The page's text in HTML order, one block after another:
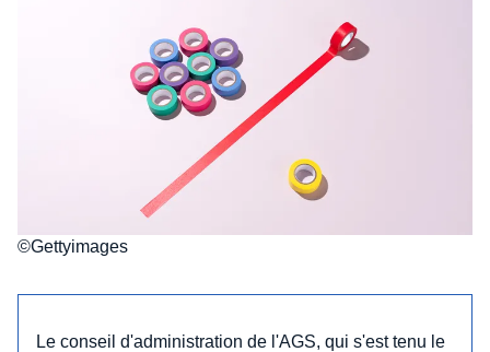
©Gettyimages
Le conseil d'administration de l'AGS, qui s'est tenu le